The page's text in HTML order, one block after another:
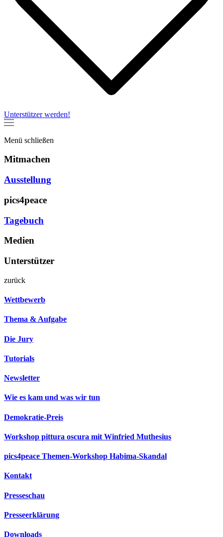
Unterstützer werden!
Menü schließen
Mitmachen
Ausstellung
pics4peace
Tagebuch
Medien
Unterstützer
zurück
Wettbewerb
Thema & Aufgabe
Die Jury
Tutorials
Newsletter
Wie es kam und was wir tun
Demokratie-Preis
Workshop pittura oscura mit Winfried Muthesius
pics4peace Themen-Workshop Habima-Skandal
Kontakt
Presseschau
Presseerklärung
Downloads